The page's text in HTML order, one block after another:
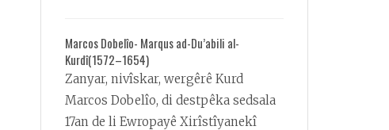
de li çar alîyê dinyayê şopdarên wî
zêde bûne...
ew şandine welatê wan dike; behsa
Magîyan hene, yên ku beşek ji
Medan in û rêberên Zerdeştîyê ne,
zana û stêrnas in, ew in yê ku cara
Marcos Dobelîo- Marqus ad-Du’abili al-
Kurdî(1572–1654)
Zanyar, nivîskar, wergêrê Kurd
Marcos Dobelîo, di destpêka sedsala
17an de li Ewropayê Xirîstîyanekî